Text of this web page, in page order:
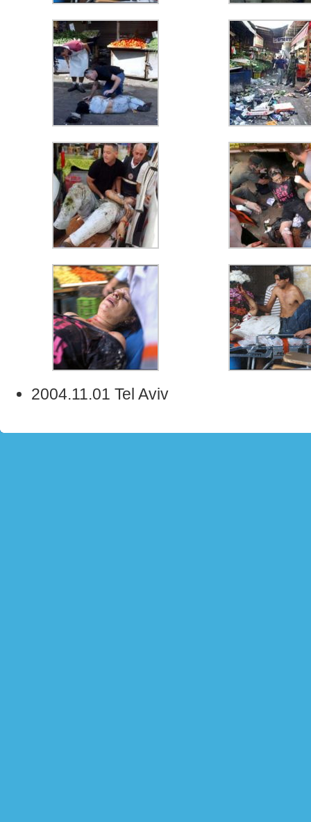
2004.11.01 Tel Aviv